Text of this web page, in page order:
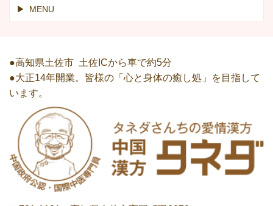
MENU
●高知県土佐市 土佐ICから車で約5分
●大正14年開業。皆様の「心と身体の癒し処」を目指して
います。